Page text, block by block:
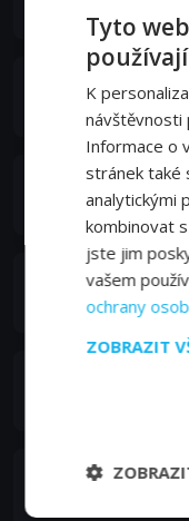
Dru Viergever
Sergeant Dunn
Dani Kind
Jillian Knight
Marie Ward
Bethany Hart
Chad Connell
Tyto
K
návštěvnosti
Informace o
stránek také
analytickými
kombinovat
jste jim
vašem
ochrany
ZOBRAZIT